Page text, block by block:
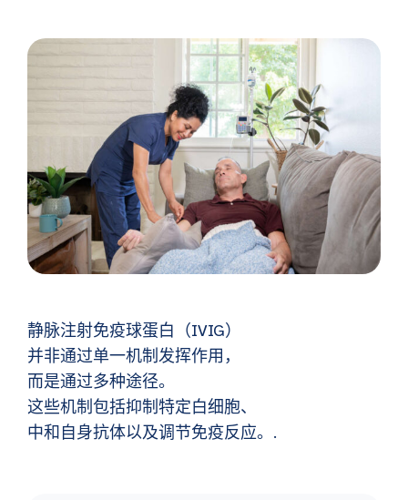
静脉注射免疫球蛋白（IVIG）
并非通过单一机制发挥作用，
而是通过多种途径。
这些机制包括抑制特定白细胞、
中和自身抗体以及调节免疫反应。.